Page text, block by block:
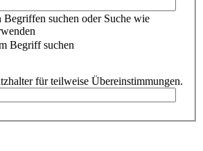
Begriffen suchen oder Suche wie
Begriff suchen
für teilweise Übereinstimmungen.